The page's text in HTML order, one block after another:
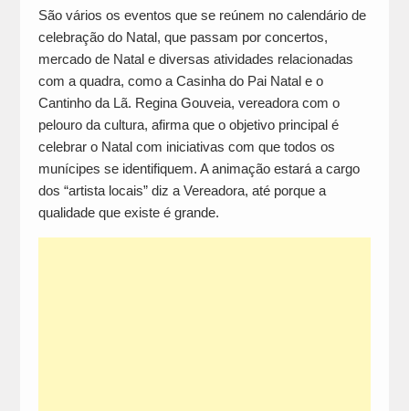
São vários os eventos que se reúnem no calendário de
celebração do Natal, que passam por concertos,
mercado de Natal e diversas atividades relacionadas
com a quadra, como a Casinha do Pai Natal e o
Cantinho da Lã. Regina Gouveia, vereadora com o
pelouro da cultura, afirma que o objetivo principal é
celebrar o Natal com iniciativas com que todos os
munícipes se identifiquem. A animação estará a cargo
dos “artista locais” diz a Vereadora, até porque a
qualidade que existe é grande.